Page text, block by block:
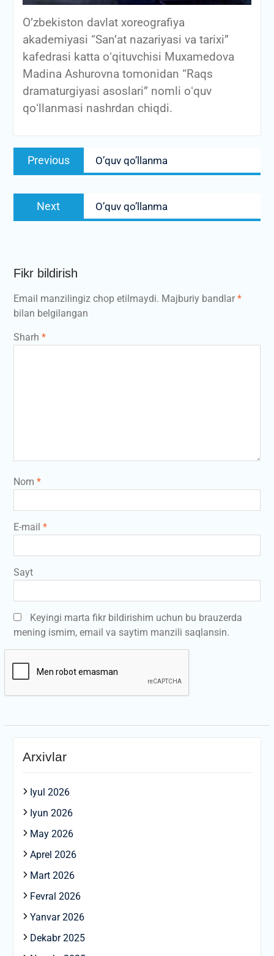
O’zbekiston davlat xoreografiya
akademiyasi “San’at nazariyasi va tarixi”
kafedrasi katta oʻqituvchisi Muxamedova
Madina Ashurovna tomonidan “Raqs
dramaturgiyasi asoslari” nomli oʻquv
qoʻllanmasi nashrdan chiqdi.
Post
menyusi
Previous
Previous
post:
O’quv qo’llanma
Next
Next
post:
O’quv qo’llanma
Fikr bildirish
Email manzilingiz chop etilmaydi. Majburiy bandlar*
bilan belgilangan
Sharh *
Nom *
E-mail *
Sayt
Keyingi marta fikr bildirishim uchun bu brauzerda
mening ismim, email va saytim manzili saqlansin.
Arxivlar
Iyul 2026
Iyun 2026
May 2026
Aprel 2026
Mart 2026
Fevral 2026
Yanvar 2026
Dekabr 2025